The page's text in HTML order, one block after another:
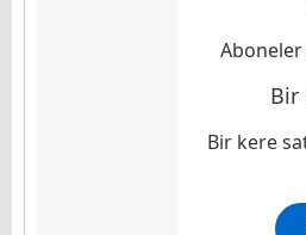
Aboneler
Bir
Bir kere